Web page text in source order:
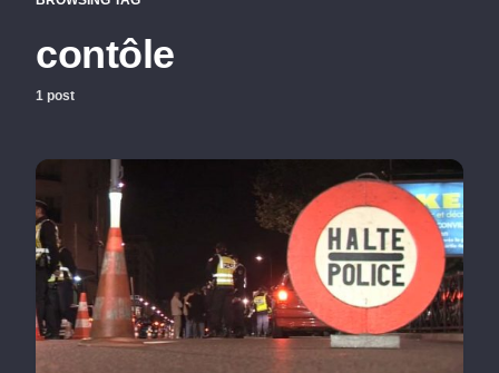
contôle
1 post